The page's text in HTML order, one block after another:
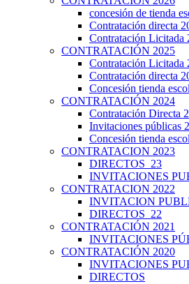
concesión de tienda
Contratación directa
Contratación Licitada
CONTRATACIÓN 2025
Contratación Licitada
Contratación directa
Concesión tienda
CONTRATACIÓN 2024
Contratación Directa
Invitaciones públicas
Concesión tienda
CONTRATACION 2023
DIRECTOS_23
INVITACIONES
CONTRATACION 2022
INVITACION
DIRECTOS_22
CONTRATACIÓN 2021
INVITACIONES
CONTRATACIÓN 2020
INVITACIONES
DIRECTOS